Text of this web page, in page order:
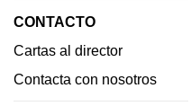
CONTACTO
Cartas al director
Contacta con nosotros